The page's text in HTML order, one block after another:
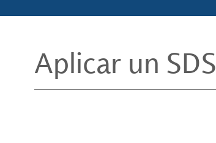
Aplicar un SDS